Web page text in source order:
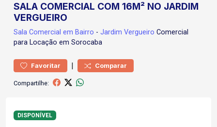
SALA COMERCIAL COM 16M² NO JARDIM
VERGUEIRO
Sala Comercial em Bairro - Jardim Vergueiro Comercial
para Locação em Sorocaba
Favoritar | Comparar
Compartilhe:
DISPONÍVEL